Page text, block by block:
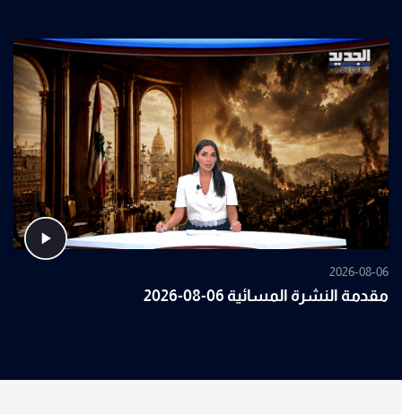
2026-08-06
مقدمة النشرة المسائية 06-08-2026